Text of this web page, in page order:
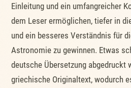
Einleitung und ein umfangreicher
dem Leser ermöglichen, tiefer in
und ein besseres Verständnis für
Astronomie zu gewinnen. Etwas
deutsche Übersetzung abgedruckt
griechische Originaltext, wodurch